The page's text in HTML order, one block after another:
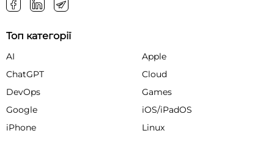
Топ категорії
AI
Apple
ChatGPT
Cloud
DevOps
Games
Google
iOS/iPadOS
iPhone
Linux